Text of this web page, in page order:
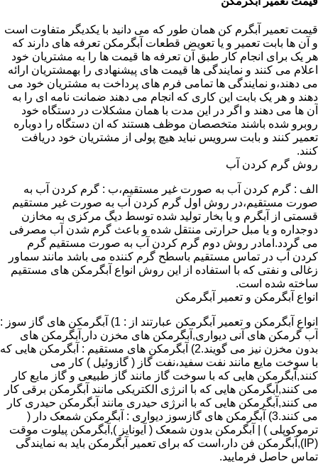
قیمت تعمیر آبگرم کن همان طور که می دانید با یکدیگر متفاوت است
و آن ها بابت تعمیر و یا تعویض قطعات آبگرمکن تعرفه های دارند که
هر یک برای انجام کار طبق آن تعرفه ها قیمت ها را به مشتریان خود
اعلام می کنند و نمایندگی ها قیمت های پیشنهادی را بهمشتریان ارائه
می دهند،و نمایندگی ها تمامی فرم های پرداخت به مشتریان خود می
دهند و هر یک بابت این کاری که انجام می دهند ضمانت نامه ای را به
آن ها می دهند و اگر در این مدت با همان مشکلات در دستگاه خود
روبرو شده باشند متخصصان موظف هستند که ان دستگاه را دوباره
تعمیر کنند و بابت سرویس نباید هیچ پولی از مشتریان خود دریافت
کنند.
روش گرم کردن آب
الف : گرم کردن آب به صورت غیر مستقیم،ب : گرم کردن آب به
صورت مستقیم،در روش اول گرم کردن آب به صورت غیر مستقیم
قسمتی از آبگرم و یا بخار تولید شده توسط دیگ مرکزی به مخازن
دوجداره و یا مبل حرارتی منتقل شده و باعث گرم شدن آب مصرفی
می گردد.امادر روش دوم گرم کردن آب به صورت مستقیم گرم
کردن آب در تماس مستقیم باسطح گرم کننده می باشد مانند سماور
زغالی و نفتی که با استفاده از این روش انواع آبگرمکن های مستقیم
ساخته شده است.
انواع آبگرمکن و تعمیر آبگرمکن
انواع آبگرمکن و تعمیر آبگرمکن عبارتند از : 1) آبگرمکن های گاز سوز :
آب گرمکن های آنی دیواری,آبگرمکن های مخزن دار,آبگرمکن های
بدون مخزن نیز می گویند.2) آبگرمکن های مستقیم : آبگرمکن هایی که
با سوخت مایع مانند نفت سفید،نفت گاز ( گازوئیل ) کار می
کنند,آبگرمکن هایی که با سوخت گاز مانند گاز طبیعی و گاز مایع کار
می کنند,آبگرمکن هایی که با انرژی الکتریکی مانند آبگرمکن برقی کار
می کنند,آبگرمکن هایی که با انرژی حیدری مانند آبگرمکن حیدری کار
می کنند.3) آبگرمکن های گازسوز دیواری : آبگرمکن شمعک دار (
ترموکوپلی ) | آبگرمکن بدون شمعک ( آیونایز ),آبگرمکن پیلوت موقت
(IP),آبگرمکن فن دار،است که برای تعمیر آبگرمکن باید به نمایندگی
تماس حاصل فرمایید.